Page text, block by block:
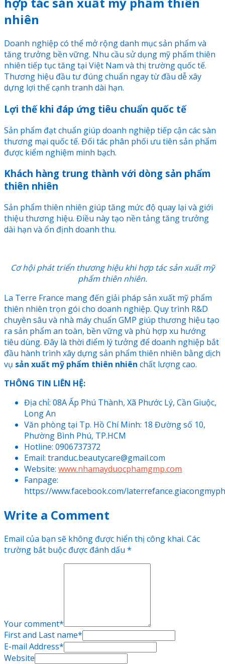
nhiên
Doanh nghiệp có thể mở rộng danh mục sản phẩm và
tăng trưởng bền vững. Nhu cầu sử dụng mỹ phẩm thiên
nhiên tiếp tục tăng tại Việt Nam và thị trường quốc tế.
Thương hiệu đầu tư đúng chuẩn ngay từ đầu dễ xây
dựng lợi thế cạnh tranh dài hạn.
Lợi thế khi đáp ứng tiêu chuẩn quốc tế
Sản phẩm đạt chuẩn giúp doanh nghiệp tiếp cận các sàn
thương mại quốc tế. Đối tác phân phối ưu tiên sản phẩm
được kiểm nghiệm minh bạch.
Khách hàng trung thành với dòng sản phẩm
thiên nhiên
Sản phẩm thiên nhiên giúp tăng mức độ quay lại và giới
thiệu thương hiệu. Điều này tạo nền tảng tăng trưởng
dài hạn và ổn định doanh thu.
Cơ hội phát triển thương hiệu khi hợp tác sản xuất mỹ
phẩm thiên nhiên.
La Terre France mang đến giải pháp sản xuất mỹ phẩm
thiên nhiên trọn gói cho doanh nghiệp. Quy trình R&D
chuyên sâu và nhà máy chuẩn GMP giúp thương hiệu tạo
ra sản phẩm an toàn, bền vững và phù hợp xu hướng
tiêu dùng. Đây là thời điểm lý tưởng để doanh nghiệp bắt
đầu hành trình xây dựng sản phẩm thiên nhiên bằng dịch
vụ sản xuất mỹ phẩm thiên nhiên chất lượng cao.
THÔNG TIN LIÊN HỆ:
Địa chỉ: 08A Ấp Phú Thành, Xã Phước Lý, Cần Giuộc,
Long An
Văn phòng tại Tp. Hồ Chí Minh: 18 Đường số 10,
Phường Bình Phú, TP.HCM
Hotline: 0906737372
Email: tranduc.beautycare@gmail.com
Website: www.nhamayduocphamgmp.com
Fanpage:
https://www.facebook.com/
Write a Comment
Email của bạn sẽ không được hiển thị công khai. Các
trường bắt buộc được đánh dấu *
Your comment*
First and Last name*
E-mail Address*
Website